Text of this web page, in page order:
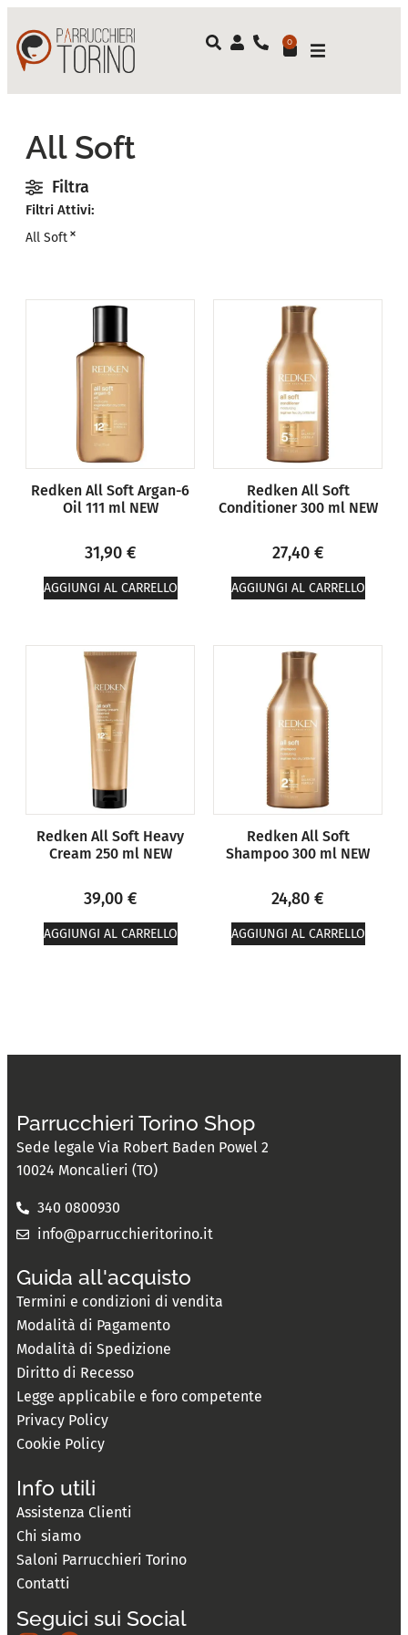
0
All Soft
Filtra
Filtri Attivi:
All Soft×
Redken All Soft Argan-6
Oil 111 ml NEW
31,90 €
AGGIUNGI AL CARRELLO
Redken All Soft
Conditioner 300 ml NEW
27,40 €
AGGIUNGI AL CARRELLO
Redken All Soft Heavy
Cream 250 ml NEW
39,00 €
AGGIUNGI AL CARRELLO
Redken All Soft
Shampoo 300 ml NEW
24,80 €
AGGIUNGI AL CARRELLO
Parrucchieri Torino Shop
Sede legale Via Robert Baden Powel 2
10024 Moncalieri (TO)
340 0800930
info@parrucchieritorino.it
Guida all'acquisto
Termini e condizioni di vendita
Modalità di Pagamento
Modalità di Spedizione
Diritto di Recesso
Legge applicabile e foro competente
Privacy Policy
Cookie Policy
Info utili
Assistenza Clienti
Chi siamo
Saloni Parrucchieri Torino
Contatti
Seguici sui Social